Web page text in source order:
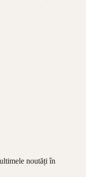
noutăți în